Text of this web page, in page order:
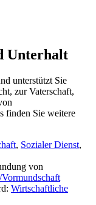
Unterhalt
unterstützt Sie
zur Vaterschaft,
finden Sie weitere
, Sozialer Dienst,
von
Wirtschaftliche